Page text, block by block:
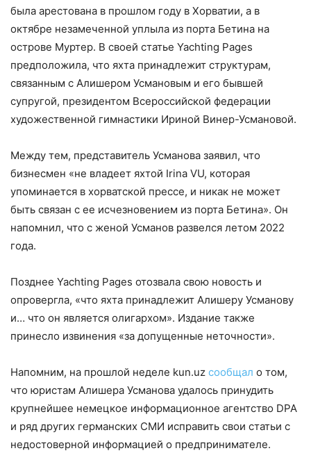
была арестована в прошлом году в Хорватии, а в
октябре незамеченной уплыла из порта Бетина на
острове Муртер. В своей статье Yachting Pages
предположила, что яхта принадлежит структурам,
связанным с Алишером Усмановым и его бывшей
супругой, президентом Всероссийской федерации
художественной гимнастики Ириной Винер-Усмановой.
Между тем, представитель Усманова заявил, что
бизнесмен «не владеет яхтой Irina VU, которая
упоминается в хорватской прессе, и никак не может
быть связан с ее исчезновением из порта Бетина». Он
напомнил, что с женой Усманов развелся летом 2022
года.
Позднее Yachting Pages отозвала свою новость и
опровергла, «что яхта принадлежит Алишеру Усманову
и… что он является олигархом». Издание также
принесло извинения «за допущенные неточности».
Напомним, на прошлой неделе kun.uz сообщал о том,
что юристам Алишера Усманова удалось принудить
крупнейшее немецкое информационное агентство DPA
и ряд других германских СМИ исправить свои статьи с
недостоверной информацией о предпринимателе.